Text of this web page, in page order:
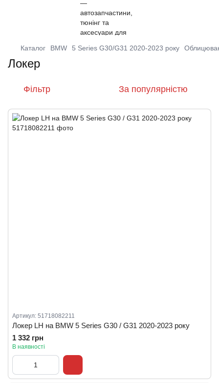
Каталог BMW 5 Series G30/G31 2020-2023 року
Локер
Фільтр За популярністю
Артикул: 51718082211
Локер LH на BMW 5 Series G30 / G31 2020-2023 року
1 332 грн
В наявності